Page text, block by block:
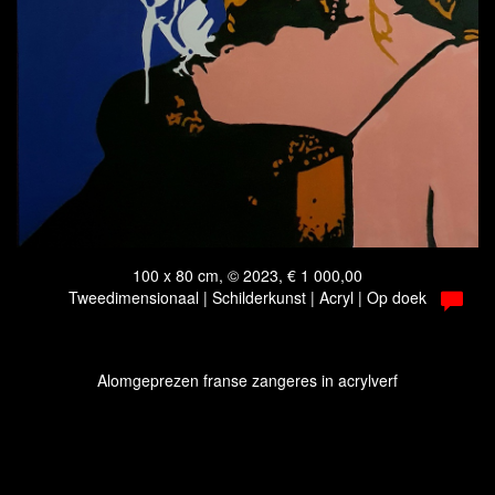
100 x 80 cm, © 2023, € 1 000,00
Tweedimensionaal | Schilderkunst | Acryl | Op doek
Alomgeprezen franse zangeres in acrylverf